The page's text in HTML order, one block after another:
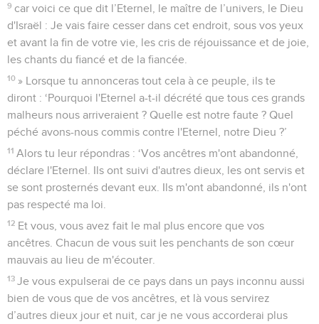
9 car voici ce que dit l’Eternel, le maître de l’univers, le Dieu
d'Israël : Je vais faire cesser dans cet endroit, sous vos yeux
et avant la fin de votre vie, les cris de réjouissance et de joie,
les chants du fiancé et de la fiancée.
10 » Lorsque tu annonceras tout cela à ce peuple, ils te
diront : ‘Pourquoi l'Eternel a-t-il décrété que tous ces grands
malheurs nous arriveraient ? Quelle est notre faute ? Quel
péché avons-nous commis contre l'Eternel, notre Dieu ?’
11 Alors tu leur répondras : ‘Vos ancêtres m'ont abandonné,
déclare l'Eternel. Ils ont suivi d'autres dieux, les ont servis et
se sont prosternés devant eux. Ils m'ont abandonné, ils n'ont
pas respecté ma loi.
12 Et vous, vous avez fait le mal plus encore que vos
ancêtres. Chacun de vous suit les penchants de son cœur
mauvais au lieu de m'écouter.
13 Je vous expulserai de ce pays dans un pays inconnu aussi
bien de vous que de vos ancêtres, et là vous servirez
d’autres dieux jour et nuit, car je ne vous accorderai plus